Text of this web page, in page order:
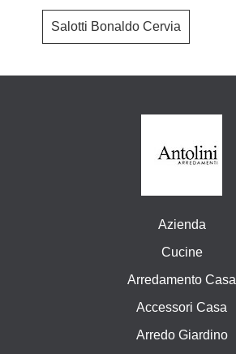
Salotti Bonaldo Cervia
Azienda
Cucine
Arredamento Casa
Accessori Casa
Arredo Giardino